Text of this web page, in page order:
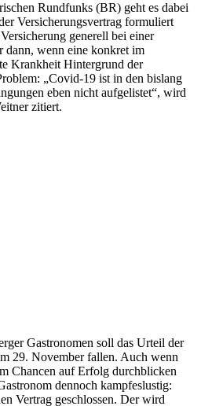
Rundfunks (BR) geht es dabei
Versicherungsvertrag formuliert
generell bei einer
dann, wenn eine konkret im
Krankheit Hintergrund der
„Covid-19 ist in den bislang
eben nicht aufgelistet“, wird
zitiert.
Gastronomen soll das Urteil der
29. November fallen. Auch wenn
Chancen auf Erfolg durchblicken
dennoch kampfeslustig:
Vertrag geschlossen. Der wird